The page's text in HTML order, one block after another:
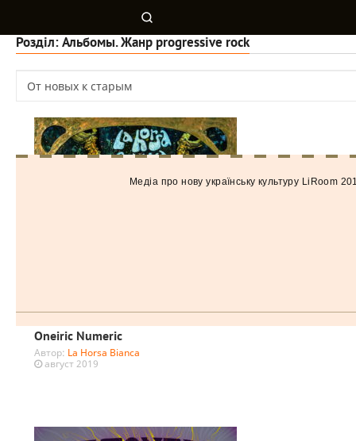
Розділ: Альбомы. Жанр progressive rock
Oneiric Numeric
Автор: La Horsa Bianca
август 2019
Медiа про нову українську культуру LiRoom